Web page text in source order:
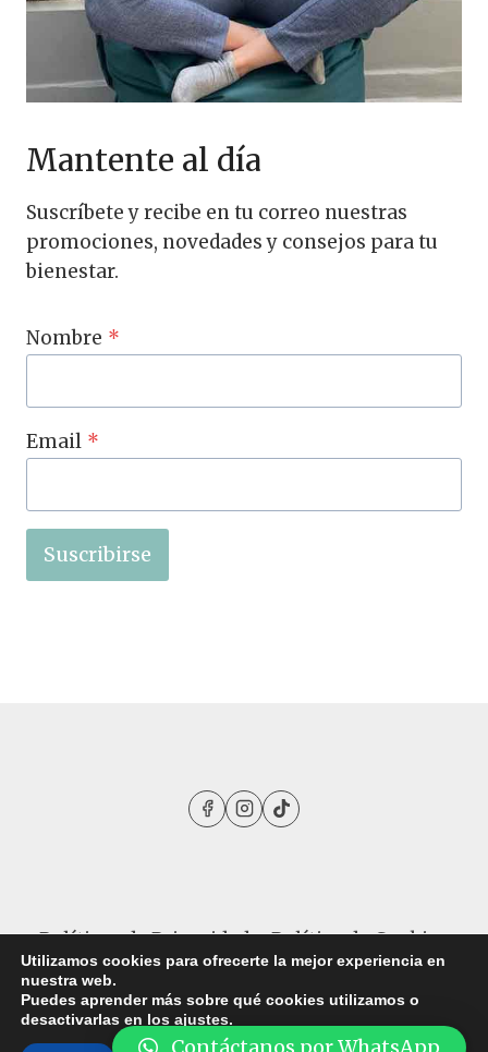
Mantente al día
Suscríbete y recibe en tu correo nuestras
promociones, novedades y consejos para tu
bienestar.
Nombre *
Email *
Suscribirse
Políticas de Privacidad Política de Cookies
© 2026 Clínica Alternative CARE - Todos los
Utilizamos cookies para ofrecerte la mejor experiencia en
nuestra web.
Puedes aprender más sobre qué cookies utilizamos o
desactivarlas en los ajustes.